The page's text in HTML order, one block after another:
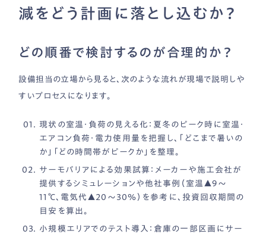
減をどう計画に落とし込むか？
どの順番で検討するのが合理的か？
設備担当の立場から見ると、次のような流れが現場で説明しや
すいプロセスになります。
現状の室温・負荷の見える化 ：夏冬のピーク時に室温・
エアコン負荷・電力使用量を把握し、「どこまで暑いの
か」「どの時間帯がピークか」を整理。
サーモバリアによる効果試算 ：メーカーや施工会社が
提供するシミュレーションや他社事例（室温▲9〜
11℃、電気代▲20〜30％）を参考に、投資回収期間の
目安を算出。
小規模エリアでのテスト導入 ：倉庫の一部区画にサー